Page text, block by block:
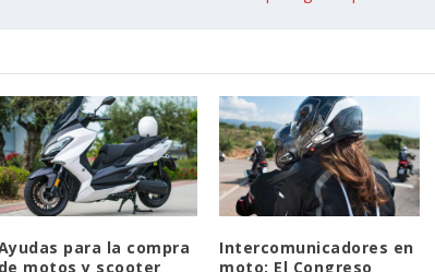
para la compra
de motos y scooter
Intercomunicadores en
moto: El Congreso